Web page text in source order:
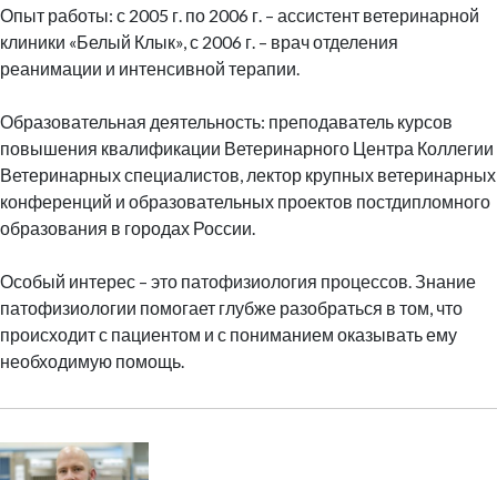
Опыт работы: с 2005 г. по 2006 г. – ассистент ветеринарной
клиники «Белый Клык», с 2006 г. – врач отделения
реанимации и интенсивной терапии.
Образовательная деятельность: преподаватель курсов
повышения квалификации Ветеринарного Центра Коллегии
Ветеринарных специалистов, лектор крупных ветеринарных
конференций и образовательных проектов постдипломного
образования в городах России.
Особый интерес – это патофизиология процессов. Знание
патофизиологии помогает глубже разобраться в том, что
происходит с пациентом и с пониманием оказывать ему
необходимую помощь.